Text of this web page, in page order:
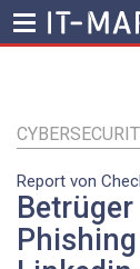
Inhalt
Report von